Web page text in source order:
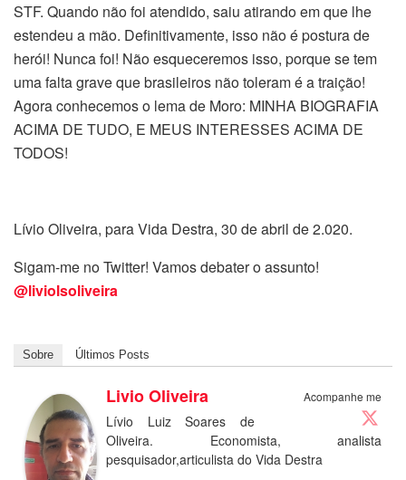
STF. Quando não foi atendido, saiu atirando em que lhe
estendeu a mão. Definitivamente, isso não é postura de
herói! Nunca foi! Não esqueceremos isso, porque se tem
uma falta grave que brasileiros não toleram é a traição!
Agora conhecemos o lema de Moro: MINHA BIOGRAFIA
ACIMA DE TUDO, E MEUS INTERESSES ACIMA DE
TODOS!
Lívio Oliveira, para Vida Destra, 30 de abril de 2.020.
Sigam-me no Twitter! Vamos debater o assunto!
@liviolsoliveira
Sobre Últimos Posts
Acompanhe me
Livio Oliveira
Lívio Luiz Soares de
Oliveira. Economista, analista
pesquisador,articulista do Vida Destra